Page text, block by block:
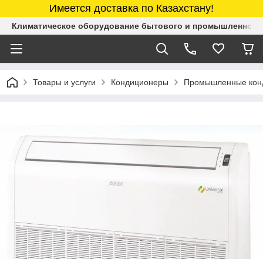
Имеется доставка по Казахстану!
Климатическое оборудование бытового и промышленного
Товары и услуги Кондиционеры Промышленные